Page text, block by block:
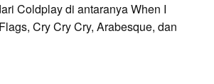
Coldplay di antaranya When I
Cry Cry Cry, Arabesque, dan